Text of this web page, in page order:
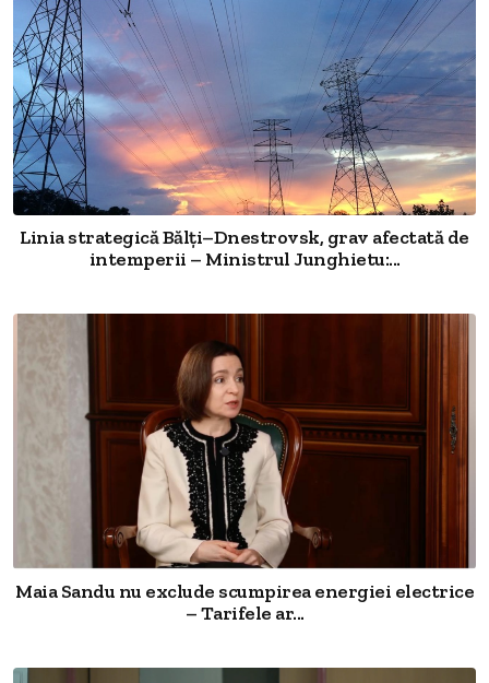
Linia strategică Bălți–Dnestrovsk, grav afectată de
intemperii – Ministrul Junghietu:...
Maia Sandu nu exclude scumpirea energiei electrice
– Tarifele ar...